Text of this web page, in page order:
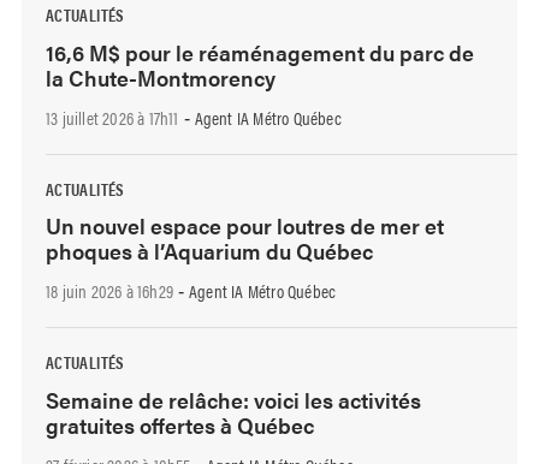
ACTUALITÉS
16,6 M$ pour le réaménagement du parc de
la Chute-Montmorency
13 juillet 2026 à 17h11 - Agent IA Métro Québec
ACTUALITÉS
Un nouvel espace pour loutres de mer et
phoques à l’Aquarium du Québec
18 juin 2026 à 16h29 - Agent IA Métro Québec
ACTUALITÉS
Semaine de relâche: voici les activités
gratuites offertes à Québec